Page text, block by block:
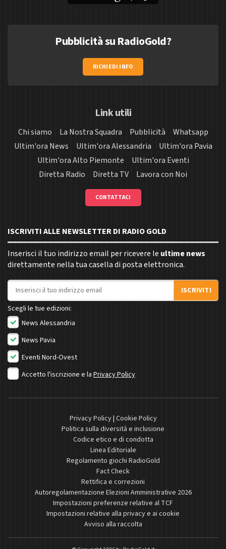
Pubblicità su RadioGold?
RICHIEDI INFO
Link utili
Chi siamo La Nostra Squadra Pubblicità
Whatsapp
Ultim'ora News
Ultim'ora Alessandria
Ultim'ora Pavia
Ultim'ora Alto Piemonte
Ultim'ora Eventi
Diretta Radio
Diretta TV Lavora con Noi
CONTATTACI
ISCRIVITI ALLE NEWSLETTER DI RADIO GOLD
Inserisci il tuo indirizzo email per ricevere le ultime news
direttamente nella tua casella di posta elettronica.
Indirizzo email
ISCRIVITI
Scegli le tue edizioni:
News Alessandria
News Pavia
Eventi Nord-Ovest
Accetto l'iscrizione e la Privacy Policy
Privacy Policy| Cookie Policy
Politica sulla diversità e inclusione
Codice etico e di condotta
Linea Editoriale
Regolamento giochi RadioGold
Fact Check
Rettifica e correzioni
Autoregolamentazione Elezioni Amministrative 2026
Impostazioni preferenze relative al TCF
Impostazioni relative alla privacy e ai cookie
Avviso alla raccolta